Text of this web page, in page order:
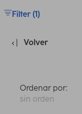
Filter (1)
Volver
Ordenar por:
sin orden